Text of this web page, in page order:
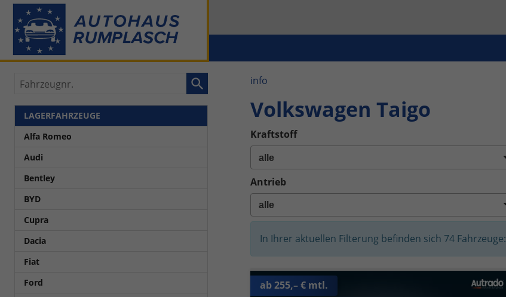
info
Volkswagen Taigo
Kraftstoff
Antrieb
In Ihrer aktuellen Filterung befinden sich 74 Fahrzeuge:
ab 255,– € mtl.
Fahrzeugnr.
LAGERFAHRZEUGE
Alfa Romeo
Audi
Bentley
BYD
Cupra
Dacia
Fiat
Ford